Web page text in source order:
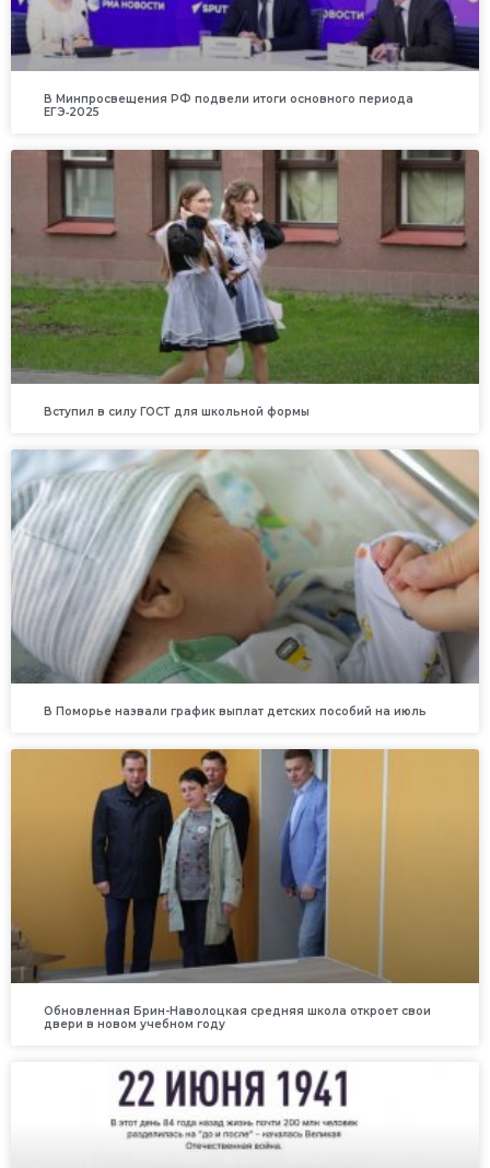
В Минпросвещения РФ подвели итоги основного периода
ЕГЭ‑2025
Вступил в силу ГОСТ для школьной формы
В Поморье назвали график выплат детских пособий на июль
Обновленная Брин-Наволоцкая средняя школа откроет свои
двери в новом учебном году